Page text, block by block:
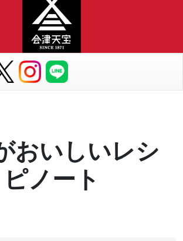
おいしいレシ
ピノート